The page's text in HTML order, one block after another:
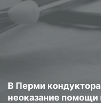
В Перми
неоказание помощи